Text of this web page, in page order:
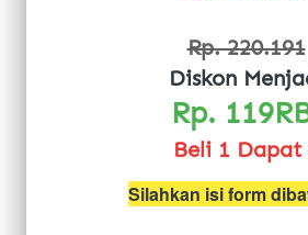
Rp. 220.191
Diskon
Rp.
Beli 1 Dapat
Silahkan isi form